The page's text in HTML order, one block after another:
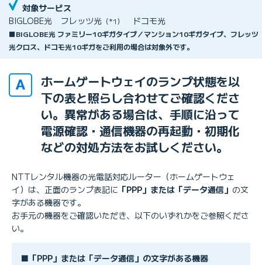
対象サービス
BIGLOBE光
フレッツ光 （*1） ドコモ光
■BIGLOBE光 ファミリー10ギガタイプ／マンション10ギガタイプ、フレッツ
光クロス、ドコモ光10ギガをご利用の場合は対象外です。
ホームゲートウェイのランプ状態を以
下の表と照らし合わせてご確認くださ
い。異常がある場合は、手順に沿って
電源確認・通信機器の再起動・初期化
などの対処方法をお試しください。
NTTレンタル機器の光電話対応ルーター（ホームゲートウェ
イ）は、正面のランプ表記に 「PPP」または「データ通信」 の文
字がある機器です。
お手元の機器をご確認いただき、以下のいずれかをご参照くださ
い。
■「PPP」または「データ通信」の文字がある機器